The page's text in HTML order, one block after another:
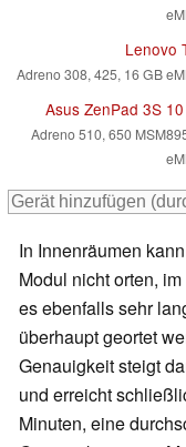
Lenovo
Adreno 308, 425, 16 GB
Asus ZenPad 3S
Adreno 510, 650
In Innenräumen
Modul nicht orten,
es ebenfalls sehr
überhaupt geortet
Genauigkeit steigt
und erreicht
Minuten, eine